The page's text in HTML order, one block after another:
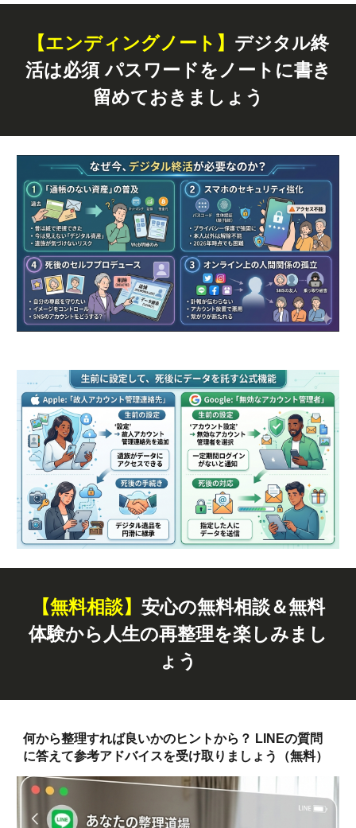
【エンディングノート】 デジタル終
活は必須 パスワードをノートに書き
留めておきましょう
【無料相談】 安心の無料相談＆無料
体験から人生の再整理を楽しみまし
ょう
何から整理すれば良いかのヒントから？ LINEの質問
に答えて参考アドバイスを受け取りましょう（無料）